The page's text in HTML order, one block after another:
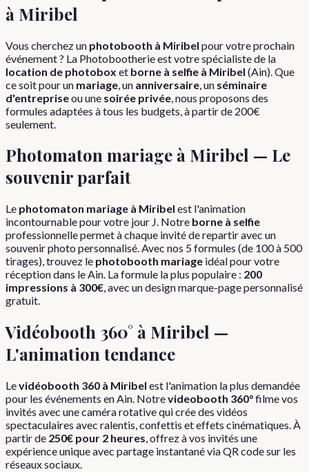
à Miribel
Vous cherchez un photobooth à Miribel pour votre prochain
événement ? La Photobootherie est votre spécialiste de la
location de photobox et borne à selfie à Miribel (Ain). Que
ce soit pour un mariage , un anniversaire , un séminaire
d'entrepriseou une soirée privée , nous proposons des
formules adaptées à tous les budgets, à partir de 200€
seulement.
Photomaton mariage à Miribel — Le
souvenir parfait
Le photomaton mariage à Miribel est l'animation
incontournable pour votre jour J. Notre borne à selfie
professionnelle permet à chaque invité de repartir avec un
souvenir photo personnalisé. Avec nos 5 formules (de 100 à 500
tirages), trouvez le photobooth mariage idéal pour votre
réception dans leAin. La formule la plus populaire : 200
impressions à 300€, avec un design marque-page personnalisé
gratuit.
Vidéobooth 360° à Miribel —
L'animation tendance
Levidéobooth 360 à Miribel est l'animation la plus demandée
pour les événements enAin. Notrevideobooth 360°filme vos
invités avec une caméra rotative qui crée des vidéos
spectaculaires avec ralentis, confettis et effets cinématiques. À
partir de 250€ pour 2 heures, offrez à vos invités une
expérience unique avec partage instantané via QR code sur les
réseaux sociaux.